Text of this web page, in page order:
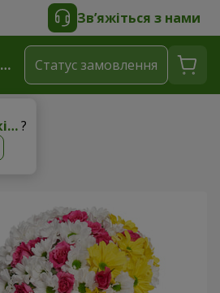
Зв’яжіться з нами
Гаї-Шевченківські
Гаї-Шевченківські?
Статус замовлення